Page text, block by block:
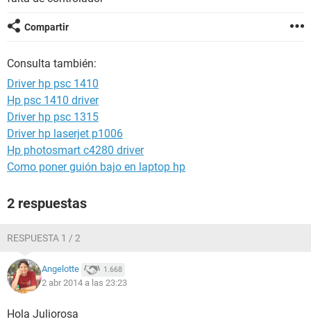
Compartir
Consulta también:
Driver hp psc 1410
Hp psc 1410 driver
Driver hp psc 1315
Driver hp laserjet p1006
Hp photosmart c4280 driver
Como poner guión bajo en laptop hp
2 respuestas
RESPUESTA 1 / 2
Angelotte 1.668
2 abr 2014 a las 23:23
Hola Juliorosa